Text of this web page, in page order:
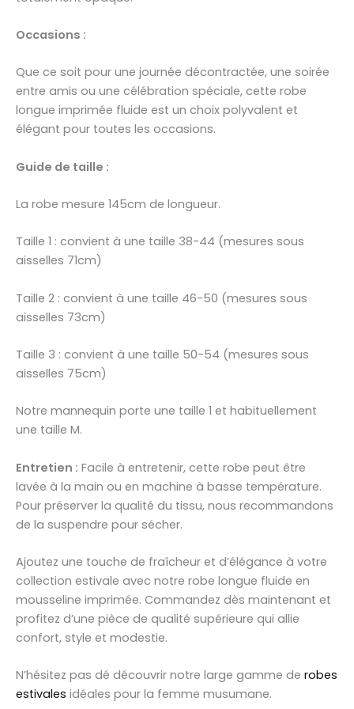
Occasions :
Que ce soit pour une journée décontractée, une soirée
entre amis ou une célébration spéciale, cette robe
longue imprimée fluide est un choix polyvalent et
élégant pour toutes les occasions.
Guide de taille :
La robe mesure 145cm de longueur.
Taille 1 : convient à une taille 38-44 (mesures sous
aisselles 71cm)
Taille 2 : convient à une taille 46-50 (mesures sous
aisselles 73cm)
Taille 3 : convient à une taille 50-54 (mesures sous
aisselles 75cm)
Notre mannequin porte une taille 1 et habituellement
une taille M.
Entretien : Facile à entretenir, cette robe peut être
lavée à la main ou en machine à basse température.
Pour préserver la qualité du tissu, nous recommandons
de la suspendre pour sécher.
Ajoutez une touche de fraîcheur et d’élégance à votre
collection estivale avec notre robe longue fluide en
mousseline imprimée. Commandez dès maintenant et
profitez d’une pièce de qualité supérieure qui allie
confort, style et modestie.
N’hésitez pas dé découvrir notre large gamme de robes
estivales idéales pour la femme musumane.